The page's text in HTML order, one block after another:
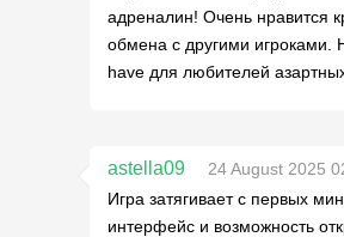
адреналин! Очень нравится
обмена с другими игроками.
have для любителей
astella09
24 August 2025
Игра затягивает с первых
интерфейс и возможность